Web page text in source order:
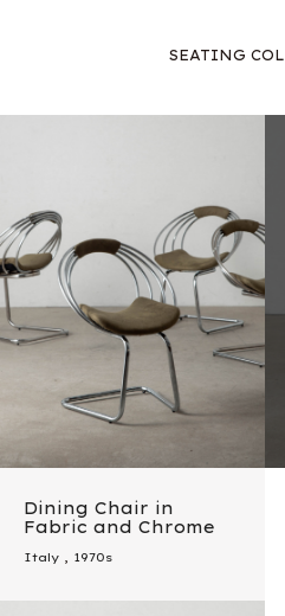
SEATING
Dining Chair in
Fabric and Chrome
Italy , 1970s